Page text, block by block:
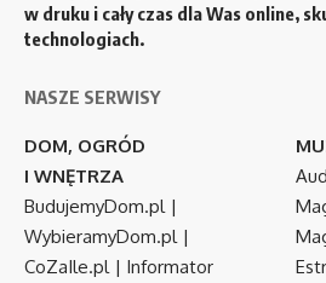
w druku i cały czas dla Was online,
technologiach.
NASZE SERWISY
DOM, OGRÓD
I WNĘTRZA
BudujemyDom.pl |
WybieramyDom.pl |
CoZaIle.pl | Informator